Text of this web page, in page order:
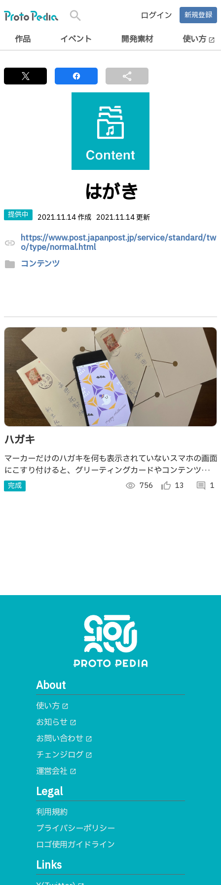
search ログイン 新規登録
作品 イベント 開発素材 使い方 open_in_new
share
はがき
提供中 2021.11.14 作成 2021.11.14 更新
link https://www.post.japanpost.jp/service/standard/tw
o/type/normal.html
folder コンテンツ
ハガキ
マーカーだけのハガキを何も表示されていないスマホの画面
にこすり付けると、グリーティングカードやコンテンツを表
示します。
完成 visibility 756 thumb_up_alt 13 comment 1
About
使い方 open_in_new
お知らせ open_in_new
お問い合わせ open_in_new
チェンジログ open_in_new
運営会社 open_in_new
Legal
利用規約
プライバシーポリシー
ロゴ使用ガイドライン
Links